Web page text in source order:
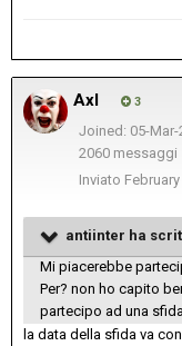
Axl 3
Joined: 05-Mar-
2060 messaggi
Inviato
antiinter ha
Mi piacerebbe
Per? non ho capito
partecipo ad una
la data della sfida va